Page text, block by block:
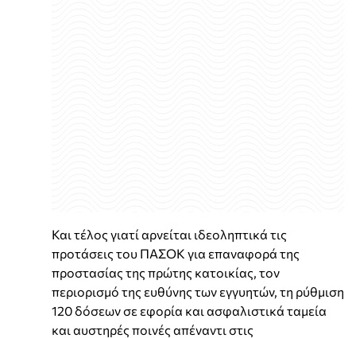
Και τέλος γιατί αρνείται ιδεοληπτικά τις
προτάσεις του ΠΑΣΟΚ για επαναφορά της
προστασίας της πρώτης κατοικίας, τον
περιορισμό της ευθύνης των εγγυητών, τη ρύθμιση
120 δόσεων σε εφορία και ασφαλιστικά ταμεία
και αυστηρές ποινές απέναντι στις